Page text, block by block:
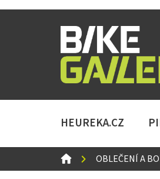
HEUREKA.CZ
DOMŮOBLEČENÍ A